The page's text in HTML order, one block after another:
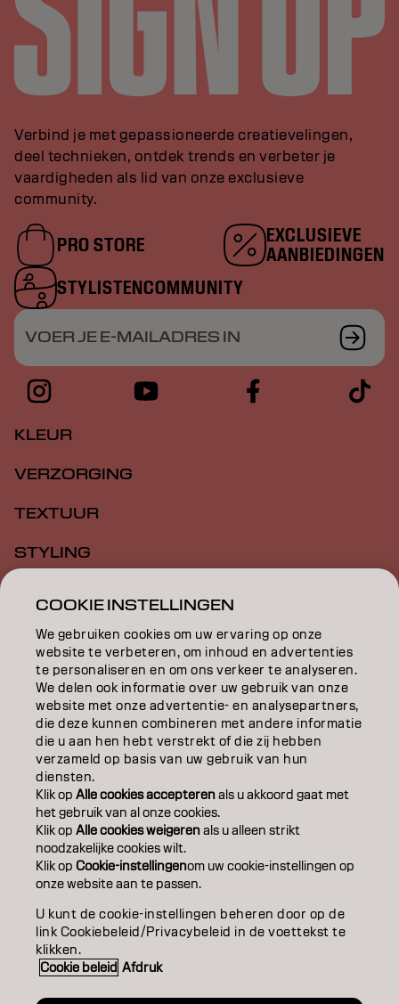
Verbind je met gepassioneerde creatievelingen,
deel technieken, ontdek trends en verbeter je
vaardigheden als lid van onze exclusieve
community.
PRO STORE
EXCLUSIEVE
AANBIEDINGEN
STYLISTENCOMMUNITY
VOER JE E-MAILADRES IN
KLEUR
VERZORGING
TEXTUUR
STYLING
EDUCATION
OVER
SALONVINDER
WORD PARTNER
CONTACT
ColofonPrivacyverklaringCookiebeleid
GebruiksvoorwaardenToegankelijkheidsverklaring
BE | Dutch
COOKIE INSTELLINGEN
We gebruiken cookies om uw ervaring op onze
website te verbeteren, om inhoud en advertenties
te personaliseren en om ons verkeer te analyseren.
We delen ook informatie over uw gebruik van onze
website met onze advertentie- en analysepartners,
die deze kunnen combineren met andere informatie
die u aan hen hebt verstrekt of die zij hebben
verzameld op basis van uw gebruik van hun
diensten.
Klik opAlle cookies accepterenals u akkoord gaat met
het gebruik van al onze cookies.
Klik opAlle cookies weigerenals u alleen strikt
noodzakelijke cookies wilt.
Klik opCookie-instellingenom uw cookie-instellingen op
onze website aan te passen.
U kunt de cookie-instellingen beheren door op de
link Cookiebeleid/Privacybeleid in de voettekst te
klikken.
Cookie beleid Afdruk